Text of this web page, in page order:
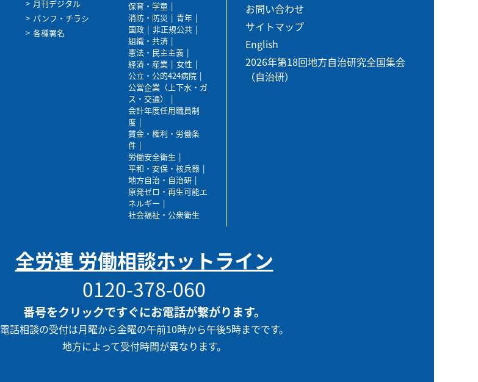
月刊デジタル
パンフ・チラシ
各種署名
保育・学童
消防・防災
青年
国政
非正規公共
組織・共済
憲法・民主主義
経済・産業
女性
公立・公的424病院
公営企業（上下水・ガ
ス・交通）
会計年度任用職員制
度
賃金・権利・労働条
件
労働安全衛生
平和・安保・核兵器
地方自治・自治研
原発ゼロ・再生可能エ
ネルギー
社会福祉・公衆衛生
お問い合わせ
サイトマップ
English
2026年第18回地方自治研究全国集会
（自治研）
全労連 労働相談ホットライン
0120-378-060
番号をクリックですぐにお電話が繋がります。
電話相談の受付は月曜から金曜の午前10時から午後5時までです。
地方によって受付時間が異なります。